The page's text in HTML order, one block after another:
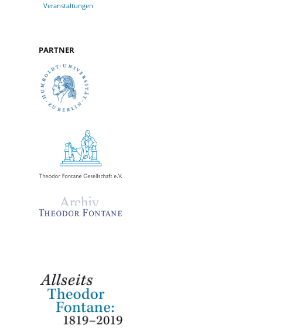
Veranstaltungen
PARTNER